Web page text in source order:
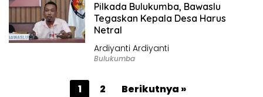
Pilkada Bulukumba, Bawaslu
Tegaskan Kepala Desa Harus
Netral
Ardiyanti Ardiyanti
Bulukumba
1 2 Berikutnya »